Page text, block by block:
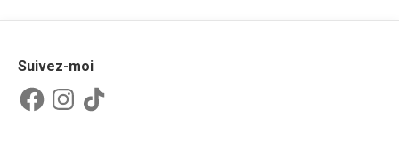
Suivez-moi
FacebookInstagram
TikTok